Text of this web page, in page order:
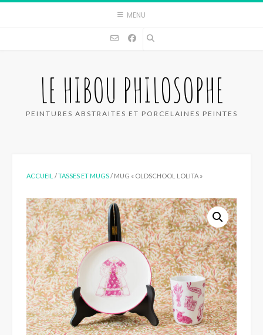
Skip
MENU
LE HIBOU PHILOSOPHE
PEINTURES ABSTRAITES ET PORCELAINES PEINTES
ACCUEIL /TASSES ET MUGS/ MUG « OLDSCHOOL LOLITA »